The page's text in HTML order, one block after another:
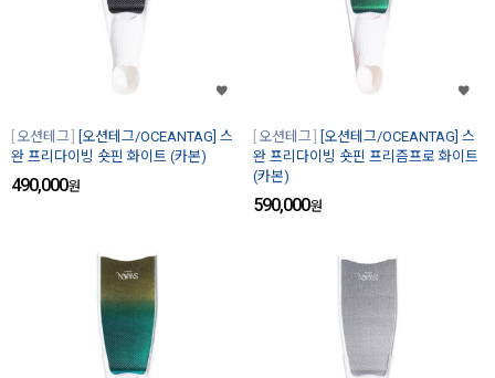
오션테그
[오션테그/OCEANTAG] 스
완 프리다이빙 숏핀 화이트 (카본)
490,000원
오션테그
[오션테그/OCEANTAG] 스
완 프리다이빙 숏핀 프리즘프로 화이트
(카본)
590,000원